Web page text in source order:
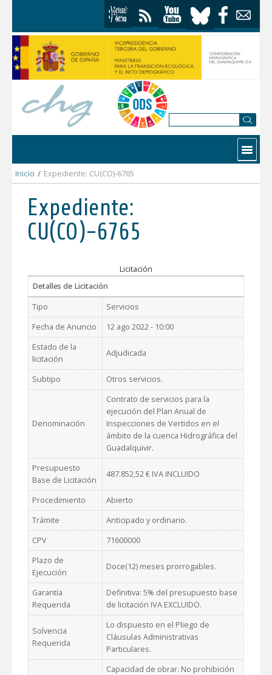
Contactar
Inicio / Expediente: CU(CO)-6765
Expediente:
CU(CO)-6765
Licitación
Detalles de Licitación
Tipo
Servicios
Fecha de Anuncio
12 ago 2022 - 10:00
Estado de la
licitación
Adjudicada
Subtipo Otros servicios.
Denominación
Contrato de servicios para la
ejecución del Plan Anual de
Inspecciones de Vertidos en el
ámbito de la cuenca Hidrográfica del
Guadalquivir.
Presupuesto
Base de Licitación
487.852,52 € IVA INCLUIDO
Procedimiento
Abierto
Trámite
Anticipado y ordinario.
CPV
71600000
Plazo de
Ejecución
Doce(12) meses prorrogables.
Garantía
Requerida
Definitiva: 5% del presupuesto base
de licitación IVA EXCLUIDO.
Solvencia
Requerida
Lo dispuesto en el Pliego de
Cláusulas Administrativas
Particulares.
Capacidad de obrar. No prohibición